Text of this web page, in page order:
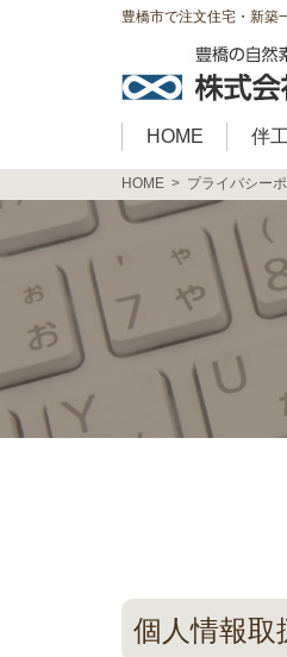
豊橋市で注文住宅・新築
HOME 伴
HOME プライバシー
個人情報取